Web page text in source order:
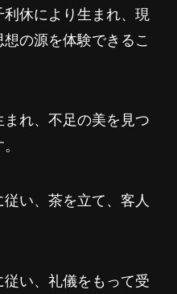
休により生まれ、現
の源を体験できるこ
れ、不足の美を見つ
い、茶を立て、客人
い、礼儀をもって受